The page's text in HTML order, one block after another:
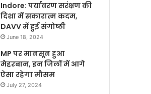
Indore: पर्यावरण सरंक्षण की
दिशा में सकारात्म कदम,
DAVV में हुई संगोष्ठी
June 18, 2024
MP पर मानसून हुआ
मेहरबान, इन जिलों में आगे
ऐसा रहेगा मौसम
July 27, 2024